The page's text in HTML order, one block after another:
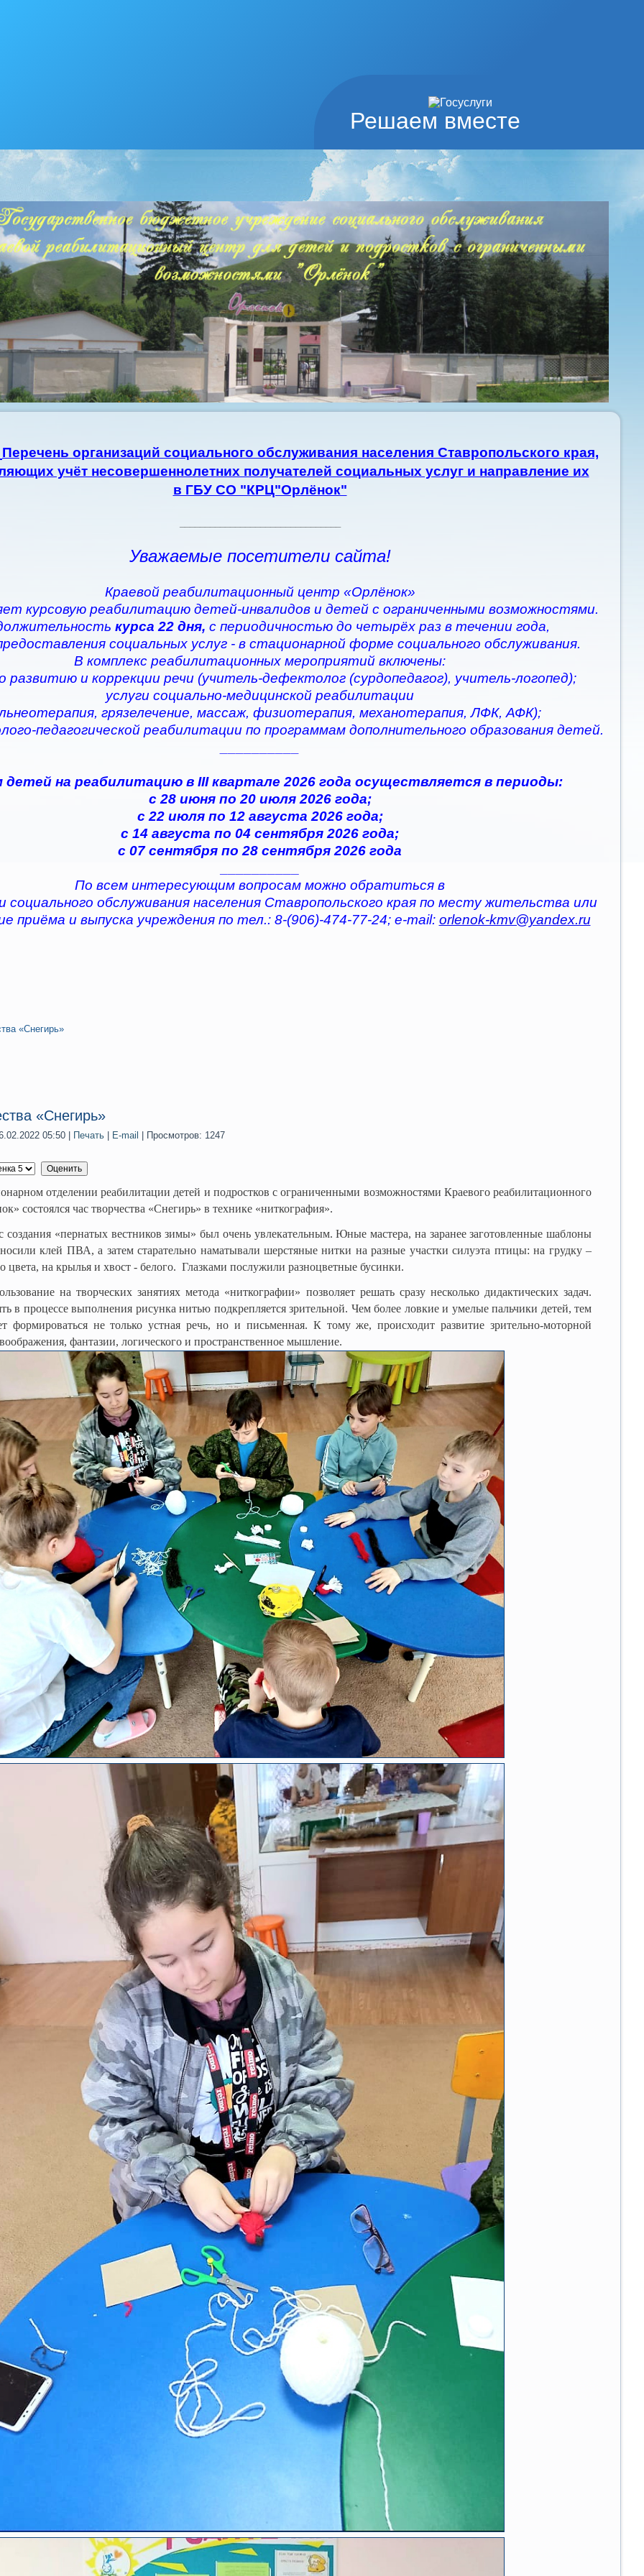
Решаем вместе
Перечень организаций социального обслуживания населения Ставропольского края,
учёт несовершеннолетних получателей социальных услуг и направление их
в ГБУ СО "КРЦ"Орлёнок"
Уважаемые посетители сайта!
Краевой реабилитационный центр «Орлёнок»
курсовую реабилитацию детей-инвалидов и детей с ограниченными возможностями.
курса 22 дня, с периодичностью до четырёх раз в течении года,
социальных услуг - в стационарной форме социального обслуживания.
В комплекс реабилитационных мероприятий включены:
развитию и коррекции речи (учитель-дефектолог (сурдопедагог), учитель-логопед);
услуги социально-медицинской реабилитации
грязелечение, массаж, физиотерапия, механотерапия, ЛФК, АФК);
педагогической реабилитации по программам дополнительного образования детей.
детей на реабилитацию в III квартале 2026 года осуществляется в периоды:
с 28 июня по 20 июля 2026 года;
с 22 июля по 12 августа 2026 года;
с 14 августа по 04 сентября 2026 года;
с 07 сентября по 28 сентября 2026 года
По всем интересующим вопросам можно обратиться в
социального обслуживания населения Ставропольского края по месту жительства или
приёма и выпуска учреждения по тел.: 8-(906)-474-77-24; e-mail: orlenok-kmv@yandex.ru
«Снегирь»
«Снегирь»
05:50 Печать E-mail | Просмотров: 1247
отделении реабилитации детей и подростков с ограниченными возможностями Краевого реабилитационного
состоялся час творчества «Снегирь» в технике «ниткография».
«пернатых вестников зимы» был очень увлекательным. Юные мастера, на заранее заготовленные шаблоны
клей ПВА, а затем старательно наматывали шерстяные нитки на разные участки силуэта птицы: на грудку –
цвета, на крылья и хвост - белого. Глазками послужили разноцветные бусинки.
на творческих занятиях метода «ниткографии» позволяет решать сразу несколько дидактических задач.
в процессе выполнения рисунка нитью подкрепляется зрительной. Чем более ловкие и умелые пальчики детей, тем
формироваться не только устная речь, но и письменная. К тому же, происходит развитие зрительно-моторной
фантазии, логического и пространственное мышление.